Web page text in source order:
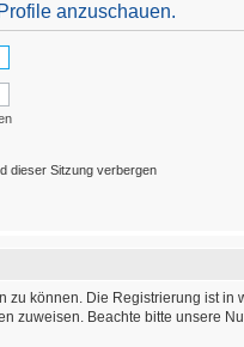
anzuschauen.
dieser Sitzung verbergen
zu können. Die Registrierung ist
zuweisen. Beachte bitte unsere